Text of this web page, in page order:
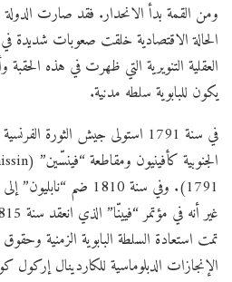
ومن القمة بدأ الانحدار. فقد صارت الدولة
الحالة الاقتصادية خلقت صعوبات شديدة
العقلية التنويرية التي ظهرت في هذه
يكون للبابوية سلطه مدنية.
في سنة 1791 استولى جيش الثورة
1791). وفي سنة 1810 ضم
تمت استعادة السلطة البابوية الزمنية
الإنجازات الدبلوماسية للكاردينال إركول